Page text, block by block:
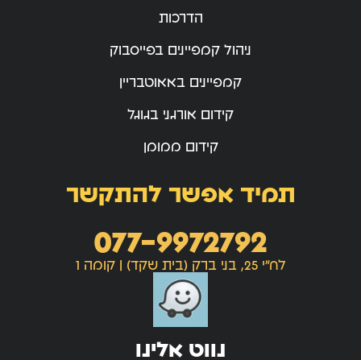
הדרכות
ניהול קמפיינים בפייסבוק
קמפיינים באאוטבריין
קידום אורגני בגוגל
קידום ממומן
תמיד אפשר להתקשר
077-9972792
לח"י 25, בני ברק (בית שקד) | קומה 1
נווט אלינו